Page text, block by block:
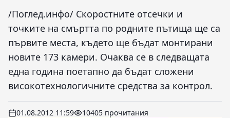
/Поглед.инфо/ Скоростните отсечки и
точките на смъртта по родните пътища ще са
първите места, където ще бъдат монтирани
новите 173 камери. Очаква се в следващата
една година поетапно да бъдат сложени
високотехнологичните средства за контрол.
01.08.2012 11:59 10405 прочитания